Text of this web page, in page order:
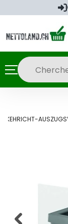
KEHRICHT-